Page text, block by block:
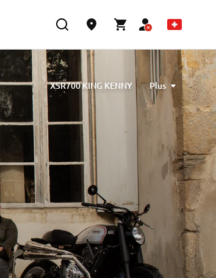
XSR700 KING KENNY
Motorcycle, built by Bad Winners
Queiros, built by Rua Machines
built by Café Racer SSpirit
Coppola, built by Garage221
XSR700 “BW Tribute” by SLCDR
Plus